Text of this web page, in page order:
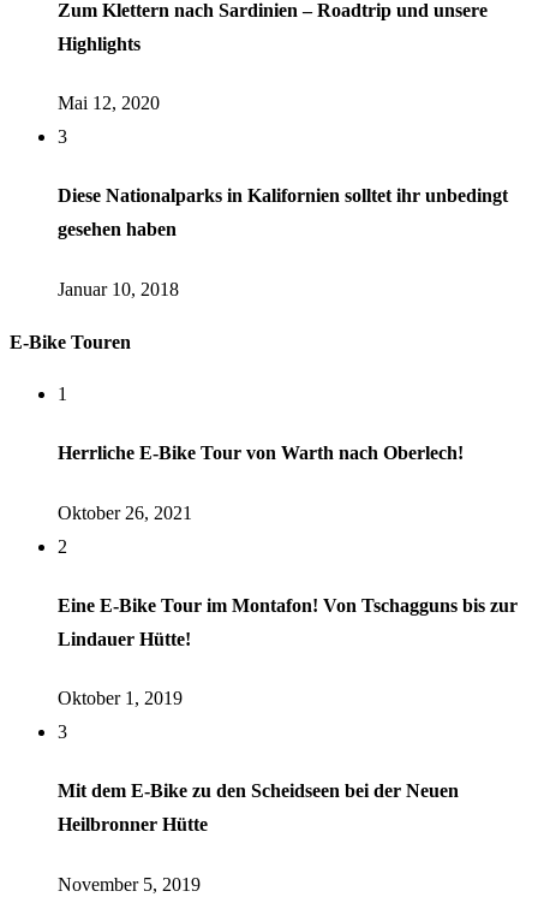
Zum Klettern nach Sardinien – Roadtrip und unsere
Highlights
Mai 12, 2020
3
Diese Nationalparks in Kalifornien solltet ihr unbedingt
gesehen haben
Januar 10, 2018
E-Bike Touren
1
Herrliche E-Bike Tour von Warth nach Oberlech!
Oktober 26, 2021
2
Eine E-Bike Tour im Montafon! Von Tschagguns bis zur
Lindauer Hütte!
Oktober 1, 2019
3
Mit dem E-Bike zu den Scheidseen bei der Neuen
Heilbronner Hütte
November 5, 2019